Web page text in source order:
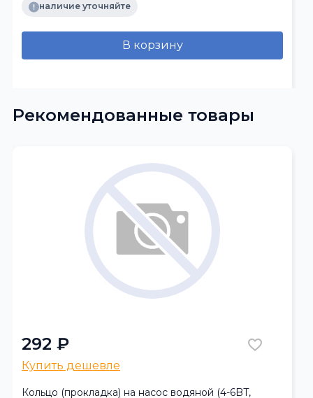
наличие уточняйте
В корзину
Рекомендованные товары
292 ₽
Купить дешевле
Кольцо (прокладка) на насос водяной (4-6BT,